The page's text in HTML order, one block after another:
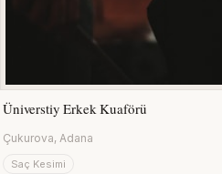
Üniverstiy Erkek Kuaförü
Çukurova, Adana
Saç Kesimi